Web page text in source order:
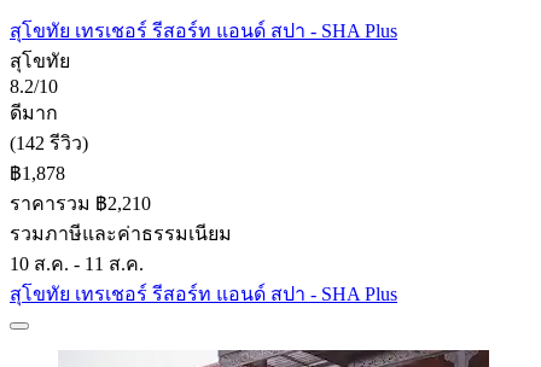
สุโขทัย เทรเชอร์ รีสอร์ท แอนด์ สปา - SHA Plus
สุโขทัย
8.2/10
ดีมาก
(142 รีวิว)
฿1,878
ราคารวม ฿2,210
รวมภาษีและค่าธรรมเนียม
10 ส.ค. - 11 ส.ค.
สุโขทัย เทรเชอร์ รีสอร์ท แอนด์ สปา - SHA Plus